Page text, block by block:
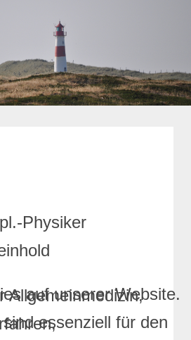
Physiker
Allgemeinmedizin,
auf unserer Website.
essenziell für den